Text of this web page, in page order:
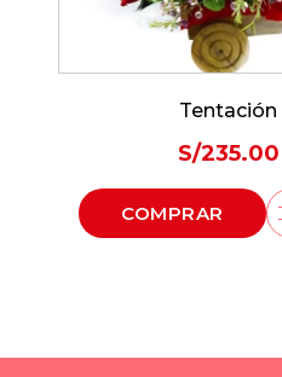
Dulce Cariño
S/185.00
COMPRAR